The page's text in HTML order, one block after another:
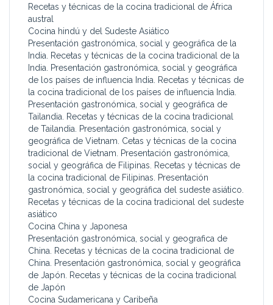
Recetas y técnicas de la cocina tradicional de África
austral
Cocina hindú y del Sudeste Asiático
Presentación gastronómica, social y geográfica de la
India. Recetas y técnicas de la cocina tradicional de la
India. Presentación gastronómica, social y geográfica
de los países de influencia India. Recetas y técnicas de
la cocina tradicional de los países de influencia India.
Presentación gastronómica, social y geográfica de
Tailandia. Recetas y técnicas de la cocina tradicional
de Tailandia. Presentación gastronómica, social y
geográfica de Vietnam. Cetas y técnicas de la cocina
tradicional de Vietnam. Presentación gastronómica,
social y geográfica de Filipinas. Recetas y técnicas de
la cocina tradicional de Filipinas. Presentación
gastronómica, social y geográfica del sudeste asiático.
Recetas y técnicas de la cocina tradicional del sudeste
asiático
Cocina China y Japonesa
Presentación gastronómica, social y geografica de
China. Recetas y técnicas de la cocina tradicional de
China. Presentación gastronómica, social y geográfica
de Japón. Recetas y técnicas de la cocina tradicional
de Japón
Cocina Sudamericana y Caribeña